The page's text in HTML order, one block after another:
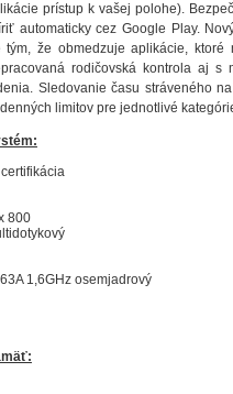
prístup k vašej polohe).
automaticky cez Google Play.
tým, že obmedzuje aplikácie, ktoré
rodičovská kontrola aj s
Sledovanie času stráveného
limitov pre jednotlivé
800
1,6GHz osemjadrový